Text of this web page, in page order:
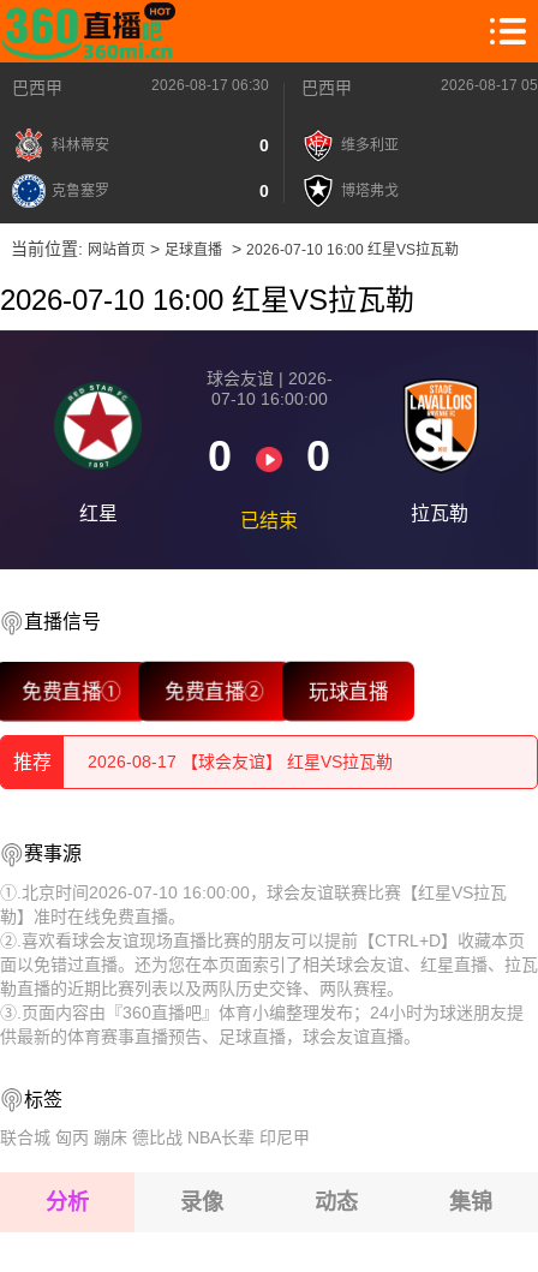
巴西甲 2026-08-17 06:30
科林蒂安 0
克鲁塞罗 0
巴西甲 2026-08-17
维多利亚
博塔弗戈
当前位置: 网站首页> 足球直播> 2026-07-10 16:00 红星VS拉瓦勒
2026-07-10 16:00 红星VS拉瓦勒
红星
球会友谊 | 2026-
07-10 16:00:00
0 0
已结束 拉瓦勒
直播信号
免费直播① 免费直播② 玩球直播
推荐
2026-08-17 【球会友谊】 红星VS拉瓦勒
2026-08-17 【球会友谊】 红星VS拉瓦勒
2026-08-17 【球会友谊】 红星VS拉瓦勒
2026-08-17 【球会友谊】 红星VS拉瓦勒
2026-08-17 【球会友谊】 红星VS拉瓦勒
2026-08-17 【球会友谊】 红星VS拉瓦勒
2026-08-17 【球会友谊】 红星VS拉瓦勒
2026-08-17 【球会友谊】 红星VS拉瓦勒
2026-08-17 【球会友谊】 红星VS拉瓦勒
2026-08-17 【球会友谊】 红星VS拉瓦勒
赛事源
①.北京时间2026-07-10 16:00:00，球会友谊联赛比赛【红星VS拉瓦
勒】准时在线免费直播。
②.喜欢看球会友谊现场直播比赛的朋友可以提前【CTRL+D】收藏本页
面以免错过直播。还为您在本页面索引了相关球会友谊、红星直播、拉瓦
勒直播的近期比赛列表以及两队历史交锋、两队赛程。
③.页面内容由『360直播吧』体育小编整理发布；24小时为球迷朋友提
供最新的体育赛事直播预告、足球直播，球会友谊直播。
标签
联合城 匈丙 蹦床 德比战 NBA长辈 印尼甲
分析 录像 动态 集锦